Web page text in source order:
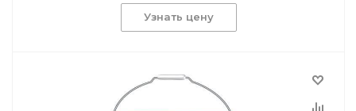
Узнать цену